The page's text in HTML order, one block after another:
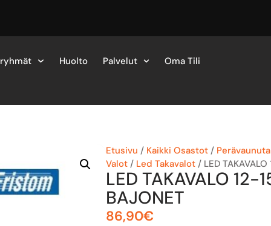
Huolto Palvelut Oma Tili
Etusivu / Kaikki Osastot /
Valot / Led Takavalot / LED
LED TAKAVALO 12-
BAJONET
86,90€